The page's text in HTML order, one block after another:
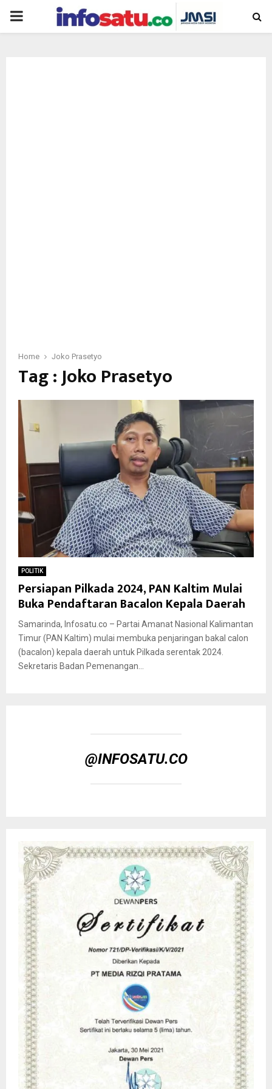
PRIMARY
Home Joko Prasetyo
Tag : Joko Prasetyo
POLITIK
Persiapan Pilkada 2024, PAN Kaltim Mulai
Buka Pendaftaran Bacalon Kepala Daerah
Samarinda, Infosatu.co – Partai Amanat Nasional Kalimantan
Timur (PAN Kaltim) mulai membuka penjaringan bakal calon
(bacalon) kepala daerah untuk Pilkada serentak 2024.
Sekretaris Badan Pemenangan...
@INFOSATU.CO